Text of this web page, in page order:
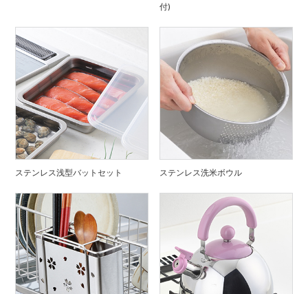
付)
ステンレス浅型バットセット ステンレス洗米ボウル